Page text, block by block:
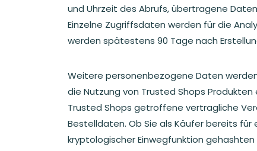
und Uhrzeit des Abrufs, übertragene
Einzelne Zugriffsdaten werden für die
werden spätestens 90 Tage nach
Weitere personenbezogene Daten
die Nutzung von Trusted Shops
Trusted Shops getroffene vertragliche
Bestelldaten. Ob Sie als Käufer bereits
kryptologischer Einwegfunktion